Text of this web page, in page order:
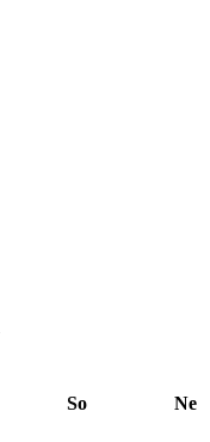
So Ne